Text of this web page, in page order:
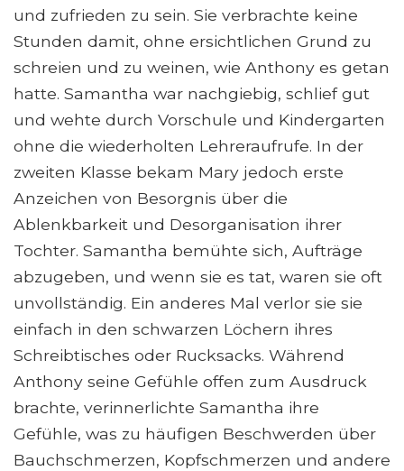
und zufrieden zu sein. Sie verbrachte keine
Stunden damit, ohne ersichtlichen Grund zu
schreien und zu weinen, wie Anthony es getan
hatte. Samantha war nachgiebig, schlief gut
und wehte durch Vorschule und Kindergarten
ohne die wiederholten Lehreraufrufe. In der
zweiten Klasse bekam Mary jedoch erste
Anzeichen von Besorgnis über die
Ablenkbarkeit und Desorganisation ihrer
Tochter. Samantha bemühte sich, Aufträge
abzugeben, und wenn sie es tat, waren sie oft
unvollständig. Ein anderes Mal verlor sie sie
einfach in den schwarzen Löchern ihres
Schreibtisches oder Rucksacks. Während
Anthony seine Gefühle offen zum Ausdruck
brachte, verinnerlichte Samantha ihre
Gefühle, was zu häufigen Beschwerden über
Bauchschmerzen, Kopfschmerzen und andere